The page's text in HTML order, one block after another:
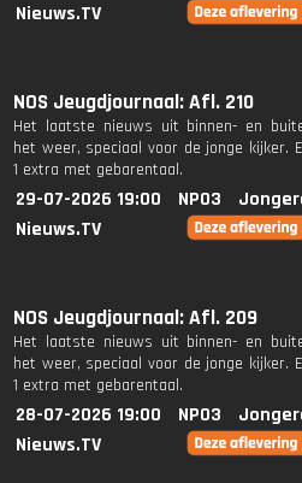
Nieuws.TV
NOS Jeugdjournaal: Afl. 210
Het laatste nieuws uit binnen- en
het weer, speciaal voor de jonge kijker.
1 extra met gebarentaal.
29-07-2026 19:00 NPO3
Nieuws.TV
NOS Jeugdjournaal: Afl. 209
Het laatste nieuws uit binnen- en
het weer, speciaal voor de jonge kijker.
1 extra met gebarentaal.
28-07-2026 19:00 NPO3
Nieuws.TV